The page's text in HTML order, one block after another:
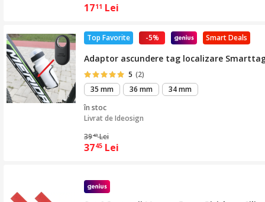
1711 Lei
Smart Deals
-5%
Top Favorite
Adaptor ascundere tag localizare
5 (2)
35 mm
36 mm
34 mm
în stoc
Livrat deIdeosign
3943 Lei
3745 Lei